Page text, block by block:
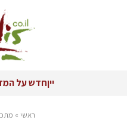
ייןחדש על
ראשי »